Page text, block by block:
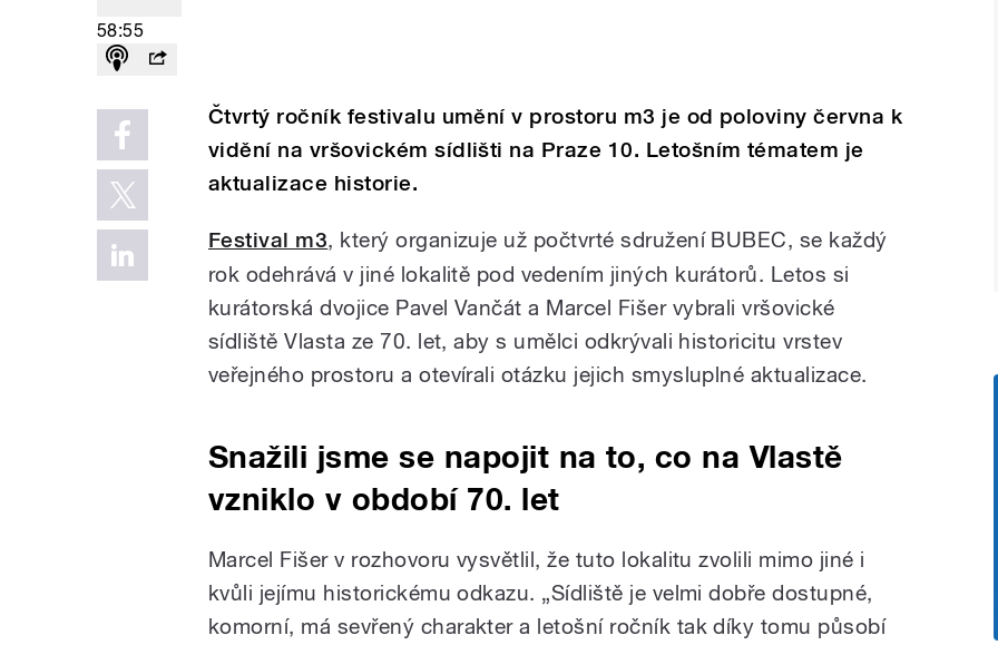
58:55
Čtvrtý ročník festivalu umění v prostoru m3 je od poloviny června k
vidění na vršovickém sídlišti na Praze 10. Letošním tématem je
aktualizace historie.
Festival m3, který organizuje už počtvrté sdružení BUBEC, se každý
rok odehrává v jiné lokalitě pod vedením jiných kurátorů. Letos si
kurátorská dvojice Pavel Vančát a Marcel Fišer vybrali vršovické
sídliště Vlasta ze 70. let, aby s umělci odkrývali historicitu vrstev
veřejného prostoru a otevírali otázku jejich smysluplné aktualizace.
Snažili jsme se napojit na to, co na Vlastě
vzniklo v období 70. let
Marcel Fišer v rozhovoru vysvětlil, že tuto lokalitu zvolili mimo jiné i
kvůli jejímu historickému odkazu. „Sídliště je velmi dobře dostupné,
komorní, má sevřený charakter a letošní ročník tak díky tomu působí